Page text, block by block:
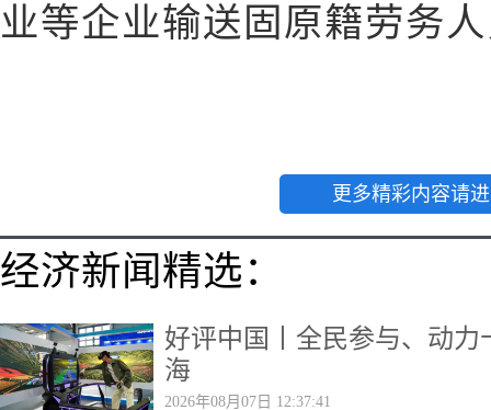
业等企业输送固原籍劳务
更多精彩内容请
经济新闻精选：
好评中国丨全民参与、动力
海
2026年08月07日 12:37:41